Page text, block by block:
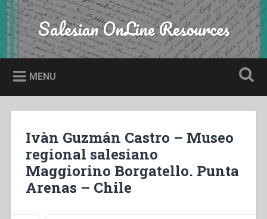
Skip
to
content
Search Salesian OnLine Resources
MENU
Ivàn Guzmán Castro – Museo
regional salesiano
Maggiorino Borgatello. Punta
Arenas – Chile